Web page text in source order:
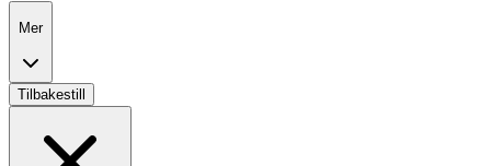
Mer
Tilbakestill